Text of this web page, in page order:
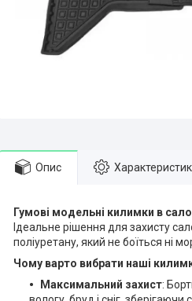
Опис
Гумові модельні килимки в
Ідеальне рішення для захисту
поліуретану, який не боїться ні
Чому варто вибрати наші
Максимальний захист: